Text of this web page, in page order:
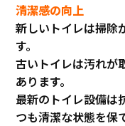
清潔感の向上
新しいトイレは掃除
す。
古いトイレは汚れが
あります。
最新のトイレ設備は
つも清潔な状態を保